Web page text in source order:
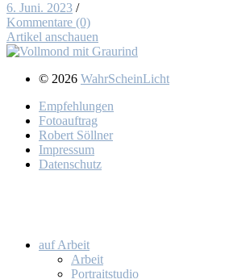
6. Juni. 2023 /
Kommentare (0)
Artikel anschauen
© 2026 WahrScheinLicht
Emp­feh­lun­gen
Fo­to­auf­trag
Ro­bert Söll­ner
Im­pres­sum
Da­ten­schutz
auf Ar­beit
Ar­beit
Por­trait­stu­dio